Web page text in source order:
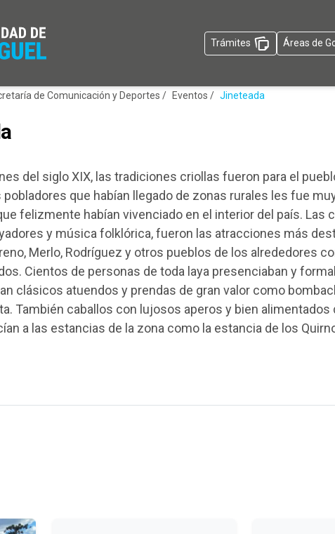
Trámites Áreas de
de Comunicación y Deportes / Eventos / Jineteada
del siglo XIX, las tradiciones criollas fueron para el
pobladores que habían llegado de zonas rurales les fue
felizmente habían vivenciado en el interior del país. Las
y música folklórica, fueron las atracciones más
Merlo, Rodríguez y otros pueblos de los alrededores
Cientos de personas de toda laya presenciaban y
clásicos atuendos y prendas de gran valor como
También caballos con lujosos aperos y bien
a las estancias de la zona como la estancia de los